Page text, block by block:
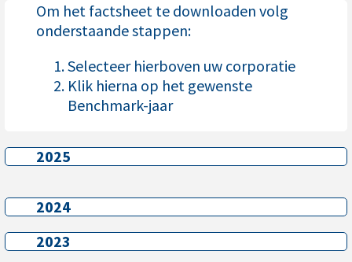
Om het factsheet te downloaden volg
onderstaande stappen:
Selecteer hierboven uw corporatie
Klik hierna op het gewenste
Benchmark-jaar
2025
2025
2024
2024
2023
2023